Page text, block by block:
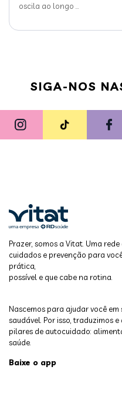
oscila ao longo
SIGA-NOS
Prazer, somos a Vitat. Uma
cuidados e prevenção para
prática,
possível e que cabe na rotina.
Nascemos para ajudar você
saudável. Por isso, traduzimos
pilares de autocuidado:
saúde.
Baixe o app